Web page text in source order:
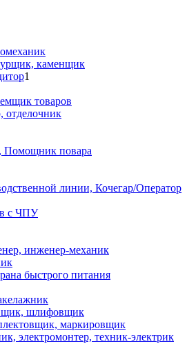
каменщик
1
товаров
отделочник
повара
линии, Кочегар/Оператор
с ЧПУ
инженер-механик
быстрого питания
шлифовщик
маркировщик
электромонтер, техник-электрик